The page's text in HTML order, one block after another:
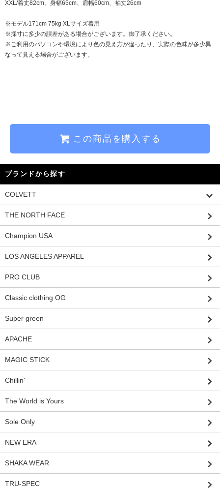
XXL/着丈82cm、身幅65cm、肩幅60cm、袖丈26cm
※モデル171cm 75kg XLサイズ着用
※採寸に多少の誤差がある場合がございます。御了承ください。
※ご利用のパソコンや環境により色の見え方が違ったり、実際の色味が多少異
なって見える場合がございます。
この商品を購入する
ブランドから探す
COLVETT
THE NORTH FACE
Champion USA
LOS ANGELES APPAREL
PRO CLUB
Classic clothing OG
Super green
APACHE
MAGIC STICK
Chillin'
The World is Yours
Sole Only
NEW ERA
SHAKA WEAR
TRU-SPEC